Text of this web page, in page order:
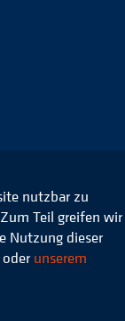
nutzbar zu
Teil greifen wir
Nutzung dieser
oder unserem